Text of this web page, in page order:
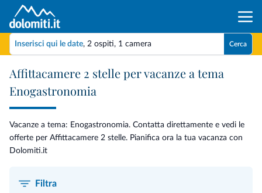
Inserisci qui le date, 2 ospiti, 1 camera Cerca
Affittacamere 2 stelle per vacanze a tema
Enogastronomia
Vacanze a tema: Enogastronomia. Contatta direttamente e vedi le
offerte per Affittacamere 2 stelle. Pianifica ora la tua vacanza con
Dolomiti.it
Filtra